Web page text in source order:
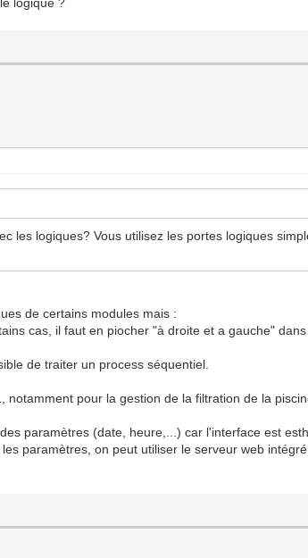
les logiques? Vous utilisez les portes logiques
de certains modules mais :
cas, il faut en piocher "à droite et a gauche"
de traiter un process séquentiel.
notamment pour la gestion de la filtration de la
paramètres (date, heure,...) car l'interface est
paramètres, on peut utiliser le serveur web